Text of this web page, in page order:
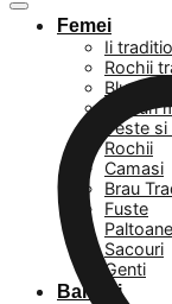
Femei
Ii
Rochii
Bluze
Masuri
Veste si
Rochii
Camasi
Brau
Fuste
Paltoane
Sacouri
Genti
Barbati